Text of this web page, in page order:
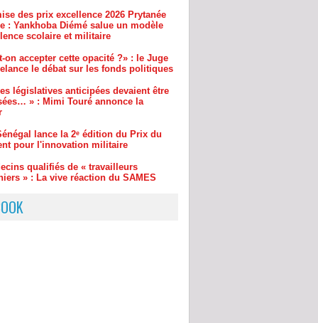
on accepter cette opacité ?» : le Juge
le débat sur les fonds politiques
» : Mimi Touré annonce la
lance la 2ᵉ édition du Prix du
pour l'innovation militaire
» : La vive réaction du SAMES
direction du COUD